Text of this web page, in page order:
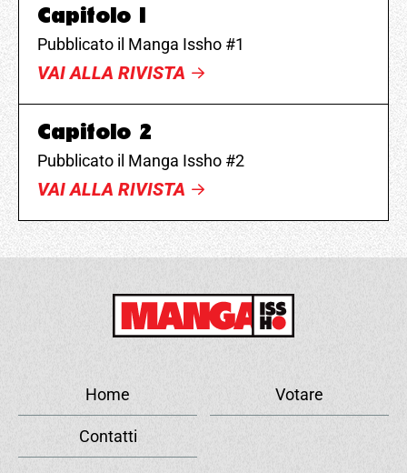
Capitolo 1
Pubblicato il Manga Issho #1
VAI ALLA RIVISTA
Capitolo 2
Pubblicato il Manga Issho #2
VAI ALLA RIVISTA
Home Votare
Contatti